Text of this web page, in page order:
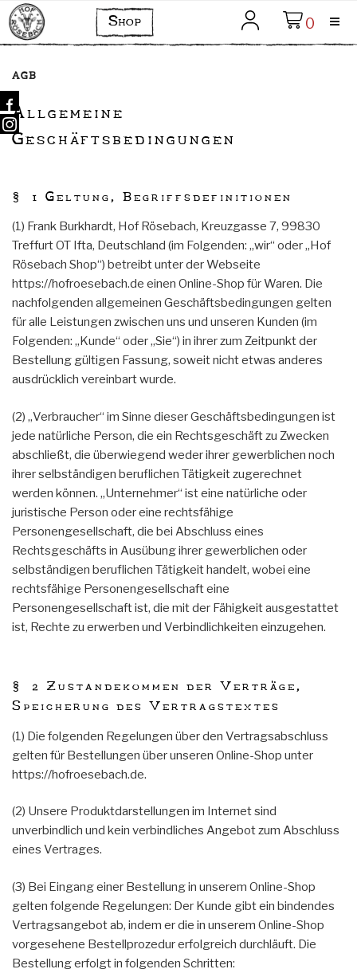
Zum
Inhalt
springen
HOF RÖSEBACH
Bio Milchziegenbetrieb mit eigener Käserei
Mein Konto 0
Shop
AGB
Allgemeine
Geschäftsbedingungen
§ 1 Geltung, Begriffsdefinitionen
(1) Frank Burkhardt, Hof Rösebach, Kreuzgasse 7, 99830
Treffurt OT Ifta, Deutschland (im Folgenden: „wir“ oder „Hof
Rösebach Shop“) betreibt unter der Webseite
https://hofroesebach.de einen Online-Shop für Waren. Die
nachfolgenden allgemeinen Geschäftsbedingungen gelten
für alle Leistungen zwischen uns und unseren Kunden (im
Folgenden: „Kunde“ oder „Sie“) in ihrer zum Zeitpunkt der
Bestellung gültigen Fassung, soweit nicht etwas anderes
ausdrücklich vereinbart wurde.
(2) „Verbraucher“ im Sinne dieser Geschäftsbedingungen ist
jede natürliche Person, die ein Rechtsgeschäft zu Zwecken
abschließt, die überwiegend weder ihrer gewerblichen noch
ihrer selbständigen beruflichen Tätigkeit zugerechnet
werden können. „Unternehmer“ ist eine natürliche oder
juristische Person oder eine rechtsfähige
Personengesellschaft, die bei Abschluss eines
Rechtsgeschäfts in Ausübung ihrer gewerblichen oder
selbständigen beruflichen Tätigkeit handelt, wobei eine
rechtsfähige Personengesellschaft eine
Personengesellschaft ist, die mit der Fähigkeit ausgestattet
ist, Rechte zu erwerben und Verbindlichkeiten einzugehen.
§ 2 Zustandekommen der Verträge,
Speicherung des Vertragstextes
(1) Die folgenden Regelungen über den Vertragsabschluss
gelten für Bestellungen über unseren Online-Shop unter
https://hofroesebach.de.
(2) Unsere Produktdarstellungen im Internet sind
unverbindlich und kein verbindliches Angebot zum Abschluss
eines Vertrages.
(3) Bei Eingang einer Bestellung in unserem Online-Shop
gelten folgende Regelungen: Der Kunde gibt ein bindendes
Vertragsangebot ab, indem er die in unserem Online-Shop
vorgesehene Bestellprozedur erfolgreich durchläuft. Die
Bestellung erfolgt in folgenden Schritten: